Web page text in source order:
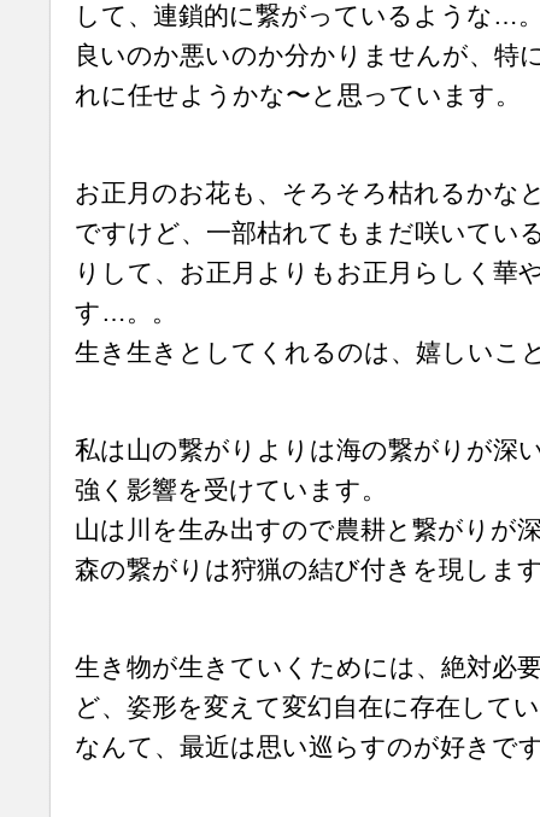
して、連鎖的に繋がっているような…
良いのか悪いのか分かりませんが、特
れに任せようかな〜と思っています。
お正月のお花も、そろそろ枯れるかな
ですけど、一部枯れてもまだ咲いてい
りして、お正月よりもお正月らしく華
す…。。
生き生きとしてくれるのは、嬉しいこ
私は山の繋がりよりは海の繋がりが深
強く影響を受けています。
山は川を生み出すので農耕と繋がりが
森の繋がりは狩猟の結び付きを現しま
生き物が生きていくためには、絶対必
ど、姿形を変えて変幻自在に存在して
なんて、最近は思い巡らすのが好きで